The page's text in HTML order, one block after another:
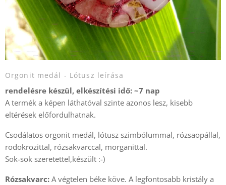
Orgonit medál - Lótusz leírása
rendelésre készül, elkészítési idő: ~7 nap
A termék a képen láthatóval szinte azonos lesz, kisebb
eltérések előfordulhatnak.
Csodálatos orgonit medál, lótusz szimbólummal, rózsaopállal,
rodokrozittal, rózsakvarccal, morganittal.
Sok-sok szeretettel,készült :-)
Rózsakvarc: A végtelen béke köve. A legfontosabb kristály a